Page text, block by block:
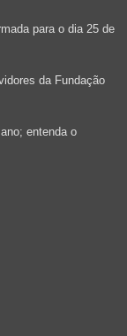
para o dia 25 de
da Fundação
entenda o